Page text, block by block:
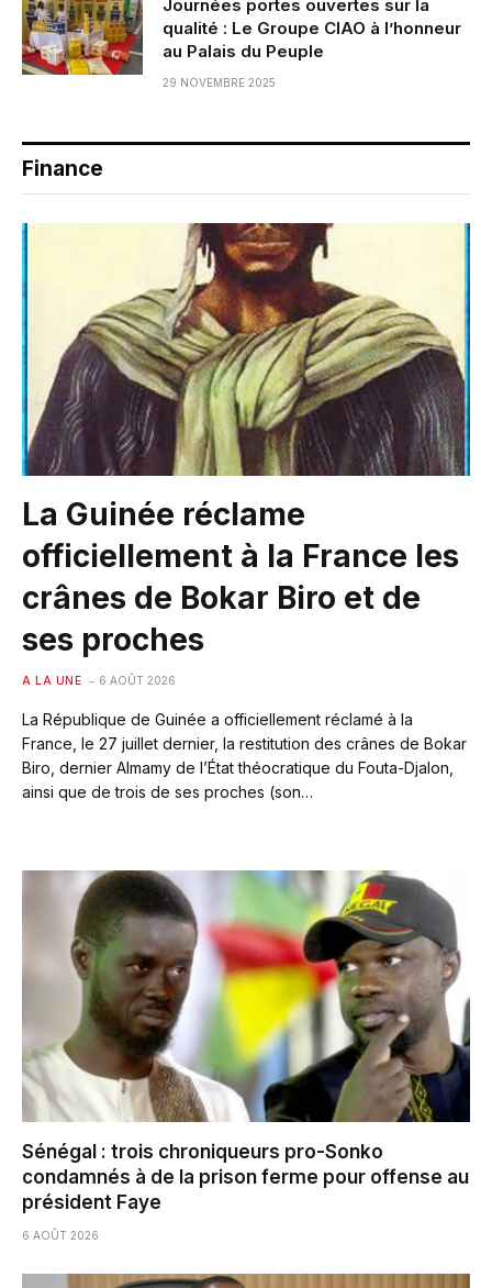
Journées portes ouvertes sur la
qualité : Le Groupe CIAO à l’honneur
au Palais du Peuple
29 NOVEMBRE 2025
Finance
La Guinée réclame
officiellement à la France les
crânes de Bokar Biro et de
ses proches
A LA UNE 6 AOÛT 2026
La République de Guinée a officiellement réclamé à la
France, le 27 juillet dernier, la restitution des crânes de Bokar
Biro, dernier Almamy de l’État théocratique du Fouta-Djalon,
ainsi que de trois de ses proches (son…
Sénégal : trois chroniqueurs pro-Sonko
condamnés à de la prison ferme pour offense au
président Faye
6 AOÛT 2026